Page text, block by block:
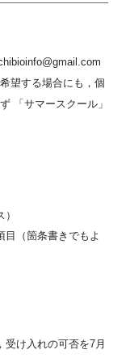
望する場合にも，個
「サマースクール」
目（箇条書きでもよ
け入れの可否を7月